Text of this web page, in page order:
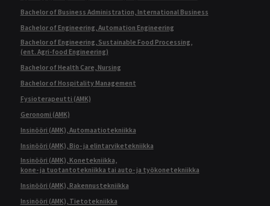
Bachelor of Business Administration, International Business
Bachelor of Engineering, Automation Engineering
Bachelor of Engineering, Sustainable Food Processing,
(ent. Agri-food Engineering)
Bachelor of Health Care, Nursing
Bachelor of Hospitality Management
Fysioterapeutti (AMK)
Geronomi (AMK)
Insinööri (AMK), Automaatiotekniikka
Insinööri (AMK), Bio- ja elintarviketekniikka
Insinööri (AMK), Konetekniikka,
kone- ja tuotantotekniikka tai auto- ja työkonetekniikka
Insinööri (AMK), Rakennustekniikka
Insinööri (AMK), Tietotekniikka